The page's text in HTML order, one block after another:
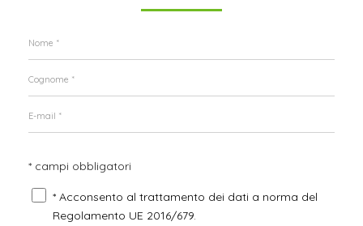
* campi obbligatori
* Acconsento al trattamento dei dati a norma del
Regolamento UE 2016/679.